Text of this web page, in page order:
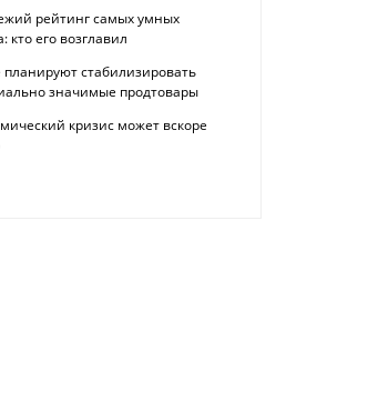
рейтинг самых умных
кто его возглавил
планируют стабилизировать
значимые продтовары
кризис может вскоре